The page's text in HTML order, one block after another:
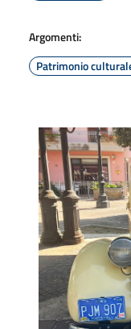
Argomenti:
Patrimonio